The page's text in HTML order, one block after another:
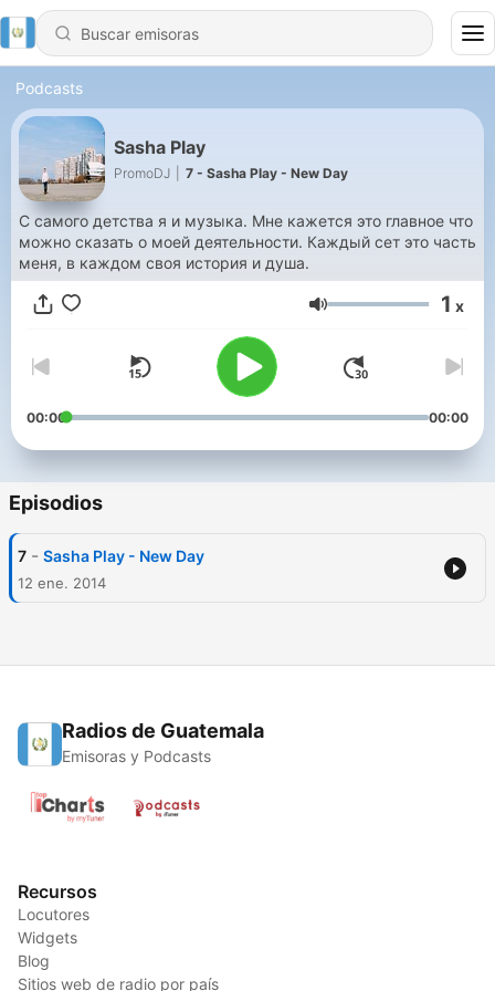
Podcasts
Sasha Play
PromoDJ 7 - Sasha Play - New Day
С самого детства я и музыка. Мне кажется это главное что
можно сказать о моей деятельности. Каждый сет это часть
меня, в каждом своя история и душа.
Volumen 1 x
00:00 00:00
Episodios
7 - Sasha Play - New Day
12 ene. 2014
Radios de Guatemala
Emisoras y Podcasts
Recursos
Locutores
Widgets
Blog
Sitios web de radio por país